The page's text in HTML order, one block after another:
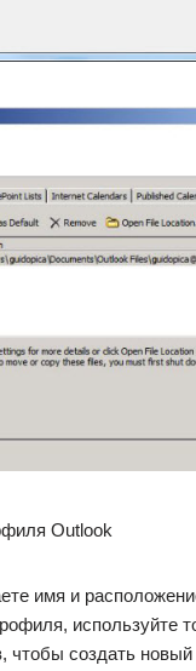
Outlook
имя и
используйте
чтобы создать